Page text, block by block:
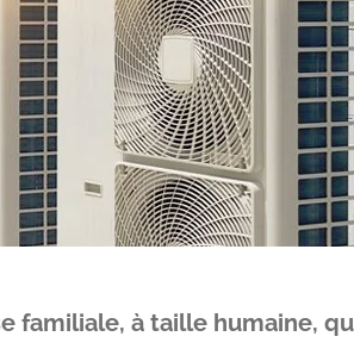
familiale, à taille humaine,